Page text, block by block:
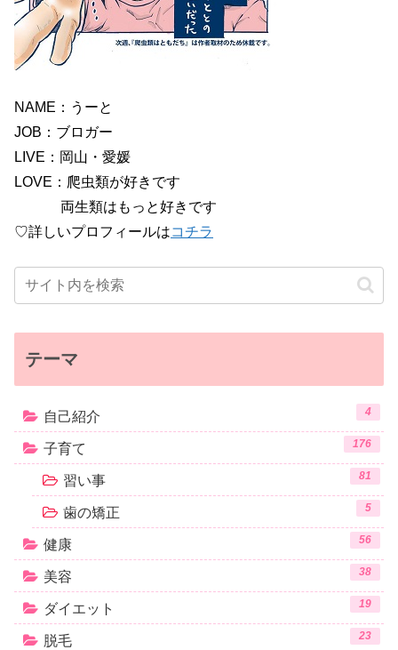
NAME：うーと
JOB：ブロガー
LIVE：岡山・愛媛
LOVE：爬虫類が好きです
両生類はもっと好きです
♡詳しいプロフィールはコチラ
テーマ
自己紹介 4
子育て 176
習い事 81
歯の矯正 5
健康 56
美容 38
ダイエット 19
脱毛 23